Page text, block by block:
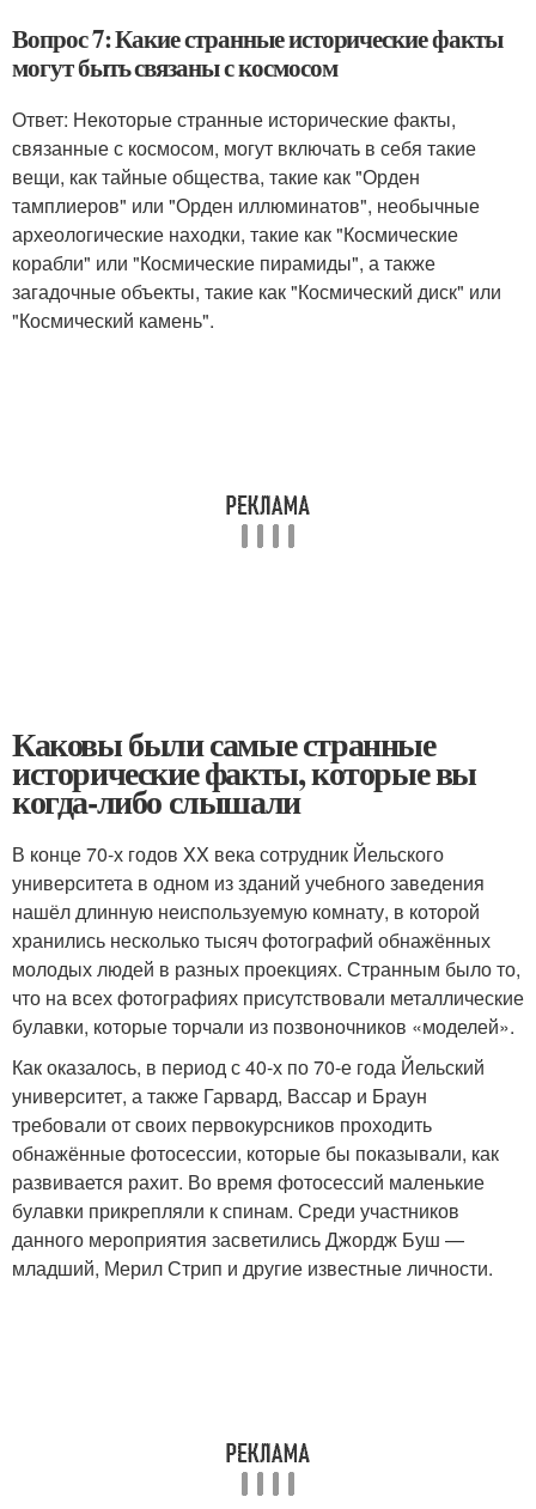
Вопрос 7: Какие странные исторические факты
могут быть связаны с космосом
Ответ: Некоторые странные исторические факты,
связанные с космосом, могут включать в себя такие
вещи, как тайные общества, такие как "Орден
тамплиеров" или "Орден иллюминатов", необычные
археологические находки, такие как "Космические
корабли" или "Космические пирамиды", а также
загадочные объекты, такие как "Космический диск" или
"Космический камень".
Каковы были самые странные
исторические факты, которые вы
когда-либо слышали
В конце 70-х годов XX века сотрудник Йельского
университета в одном из зданий учебного заведения
нашёл длинную неиспользуемую комнату, в которой
хранились несколько тысяч фотографий обнажённых
молодых людей в разных проекциях. Странным было то,
что на всех фотографиях присутствовали металлические
булавки, которые торчали из позвоночников «моделей».
Как оказалось, в период с 40-х по 70-е года Йельский
университет, а также Гарвард, Вассар и Браун
требовали от своих первокурсников проходить
обнажённые фотосессии, которые бы показывали, как
развивается рахит. Во время фотосессий маленькие
булавки прикрепляли к спинам. Среди участников
данного мероприятия засветились Джордж Буш —
младший, Мерил Стрип и другие известные личности.